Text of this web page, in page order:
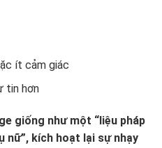
ít cảm giác
tin hơn
giống như một “liệu pháp
nữ”, kích hoạt lại sự nhạy